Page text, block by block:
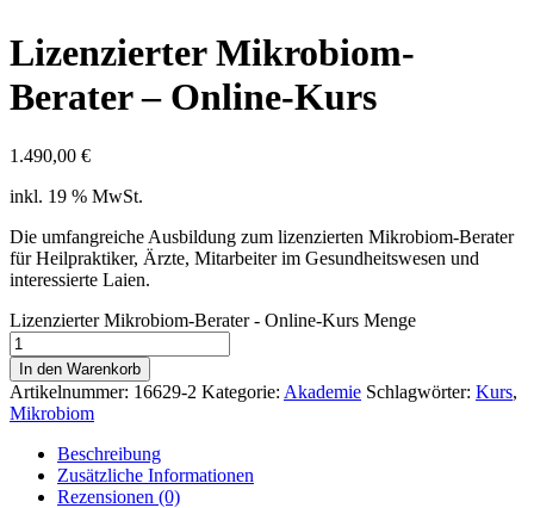
Lizenzierter Mikrobiom-
Berater – Online-Kurs
1.490,00 €
inkl. 19 % MwSt.
Die umfangreiche Ausbildung zum lizenzierten Mikrobiom-Berater
für Heilpraktiker, Ärzte, Mitarbeiter im Gesundheitswesen und
interessierte Laien.
Lizenzierter Mikrobiom-Berater - Online-Kurs Menge
In den Warenkorb
Artikelnummer: 16629-2 Kategorie: Akademie Schlagwörter: Kurs,
Mikrobiom
Beschreibung
Zusätzliche Informationen
Rezensionen (0)